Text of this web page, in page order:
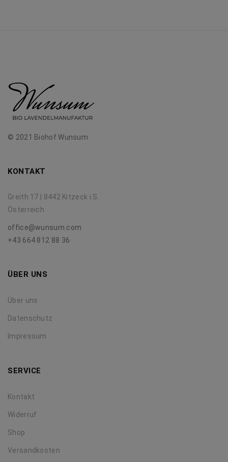
© 2021 Biohof Wunsum
KONTAKT
Greith 17 | 8442 Kitzeck i.S.
Österreich
office@wunsum.com
+43 664 812 88 36
ÜBER UNS
Über uns
Datenschutz
Impressum
SERVICE
Kontakt
Widerruf
Shop
Versandkosten